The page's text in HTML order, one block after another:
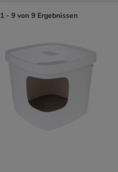
1 - 9 von 9 Ergebnissen